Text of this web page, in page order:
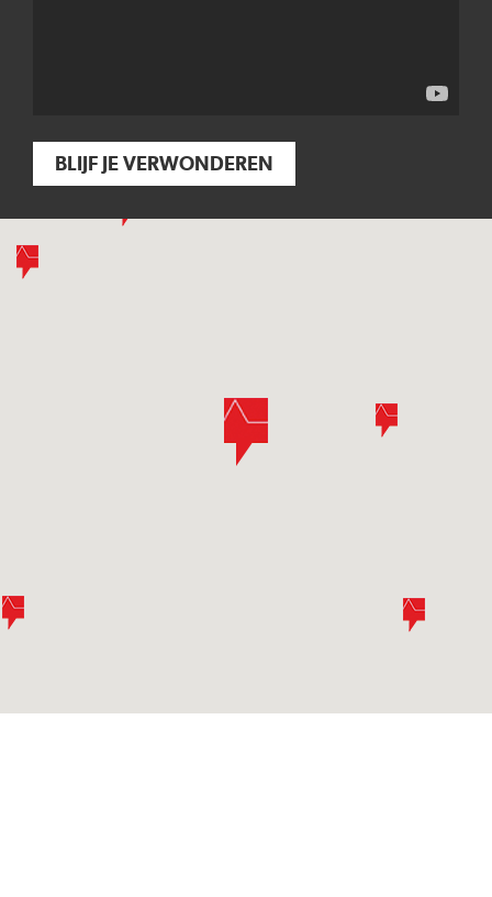
BLIJF JE VERWONDEREN